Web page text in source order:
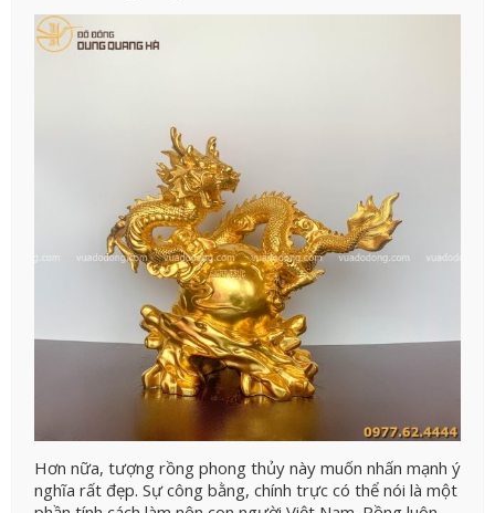
Hơn nữa, tượng rồng phong thủy này muốn nhấn mạnh ý
nghĩa rất đẹp. Sự công bằng, chính trực có thể nói là một